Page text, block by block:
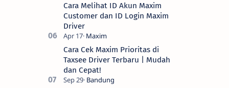
Cara Melihat ID Akun Maxim
Customer dan ID Login Maxim
Driver
Cara Cek Maxim Prioritas di
Taxsee Driver Terbaru | Mudah
dan Cepat!